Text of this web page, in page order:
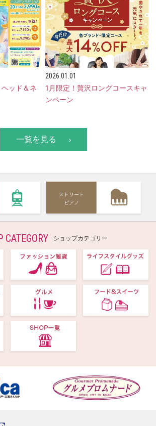
ヘッド＆ネ
2026.01.01
1月限定！贅沢ロングコースキャ
ンペーン
一覧を見る
CATEGORY ショップカテゴリー